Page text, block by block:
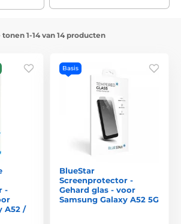
tonen 1-14 van 14 producten
-
A52 /
Basis
BlueStar
Screenprotector -
Gehard glas - voor
Samsung Galaxy A52 5G